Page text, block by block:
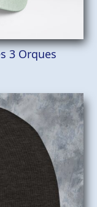
3 Orques